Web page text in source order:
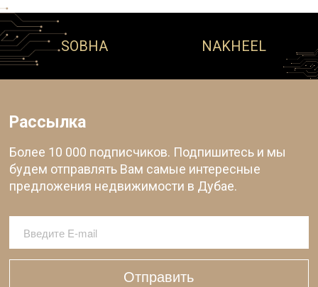
NAKHEEL AZIZI
Рассылка
Более 10 000 подписчиков. Подпишитесь и мы
будем отправлять Вам самые интересные
предложения недвижимости в Дубае.
Отправить